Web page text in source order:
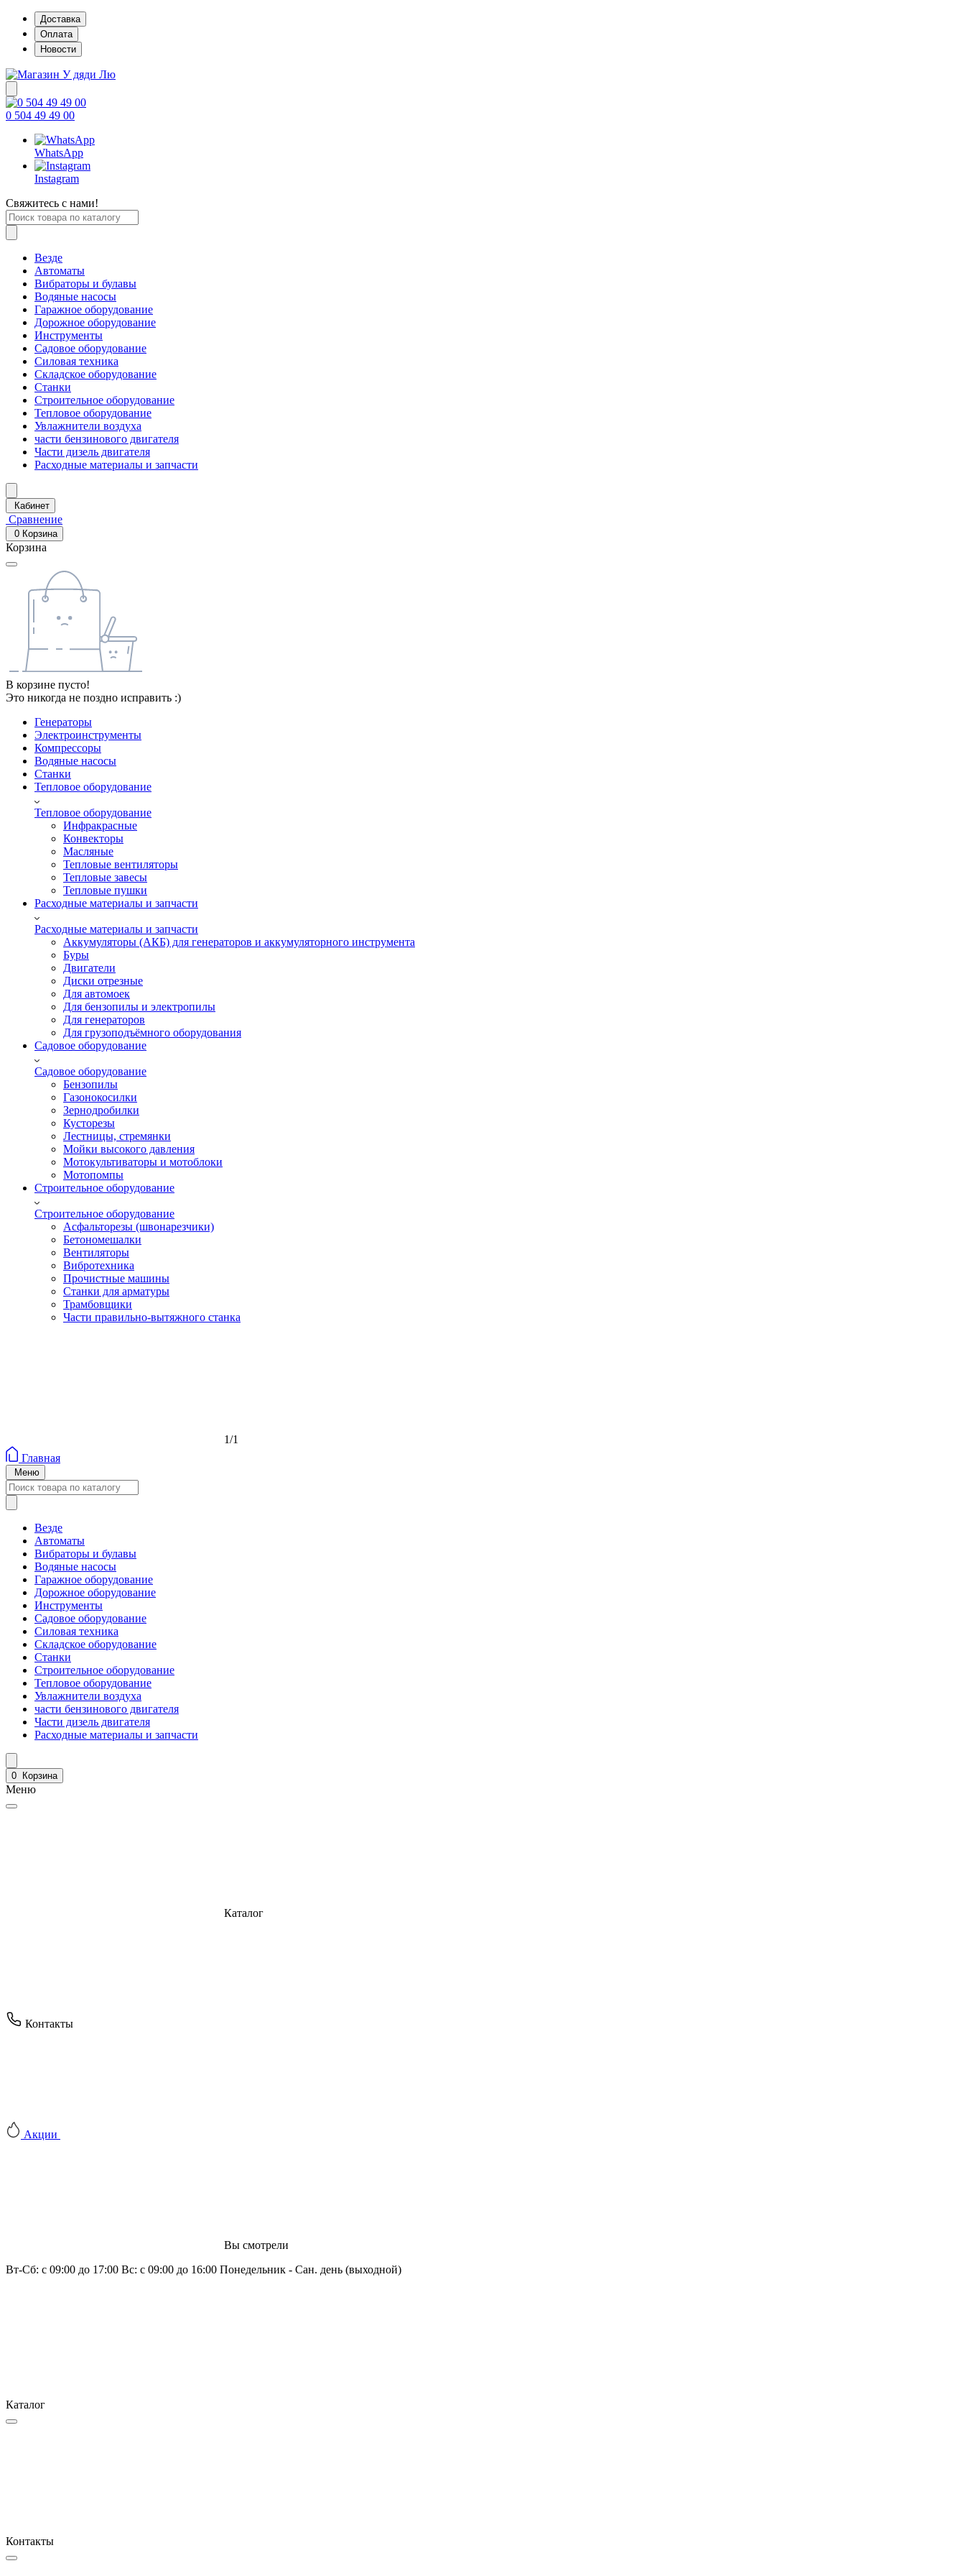
Доставка
Оплата
Новости
0 504 49 49 00
WhatsApp
Instagram
Свяжитесь с нами!
Везде
Автоматы
Вибраторы и булавы
Водяные насосы
Гаражное оборудование
Дорожное оборудование
Инструменты
Садовое оборудование
Силовая техника
Складское оборудование
Станки
Строительное оборудование
Тепловое оборудование
Увлажнители воздуха
части бензинового двигателя
Части дизель двигателя
Расходные материалы и запчасти
Кабинет
Сравнение
0 Корзина
Корзина
В корзине пусто!
Это никогда не поздно исправить :)
Генераторы
Электроинструменты
Компрессоры
Водяные насосы
Станки
Тепловое оборудование
Тепловое оборудование
Инфракрасные
Конвекторы
Масляные
Тепловые вентиляторы
Тепловые завесы
Тепловые пушки
Расходные материалы и запчасти
Расходные материалы и запчасти
Аккумуляторы (АКБ) для генераторов и аккумуляторного инструмента
Буры
Двигатели
Диски отрезные
Для автомоек
Для бензопилы и электропилы
Для генераторов
Для грузоподъёмного оборудования
Садовое оборудование
Садовое оборудование
Бензопилы
Газонокосилки
Зернодробилки
Кусторезы
Лестницы, стремянки
Мойки высокого давления
Мотокультиваторы и мотоблоки
Мотопомпы
Строительное оборудование
Строительное оборудование
Асфальторезы (швонарезчики)
Бетономешалки
Вентиляторы
Вибротехника
Прочистные машины
Станки для арматуры
Трамбовщики
Части правильно-вытяжного станка
1/1
Главная
Меню
Везде
Автоматы
Вибраторы и булавы
Водяные насосы
Гаражное оборудование
Дорожное оборудование
Инструменты
Садовое оборудование
Силовая техника
Складское оборудование
Станки
Строительное оборудование
Тепловое оборудование
Увлажнители воздуха
части бензинового двигателя
Части дизель двигателя
Расходные материалы и запчасти
0 Корзина
Меню
Каталог
Контакты
Акции
Вы смотрели
Вт-Сб: с 09:00 до 17:00 Вс: с 09:00 до 16:00 Понедельник - Сан. день (выходной)
Каталог
Контакты